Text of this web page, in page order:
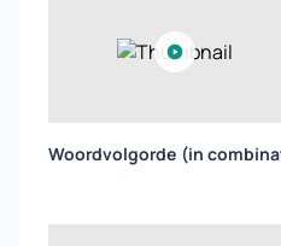
Woordvolgorde (in